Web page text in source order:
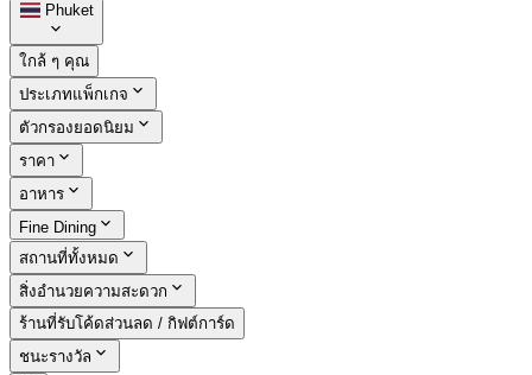
Phuket
ใกล้ ๆ คุณ
ประเภทแพ็กเกจ
ตัวกรองยอดนิยม
ราคา
อาหาร
Fine Dining
สถานที่ทั้งหมด
สิ่งอำนวยความสะดวก
ร้านที่รับโค้ดส่วนลด / กิฟต์การ์ด
ชนะรางวัล